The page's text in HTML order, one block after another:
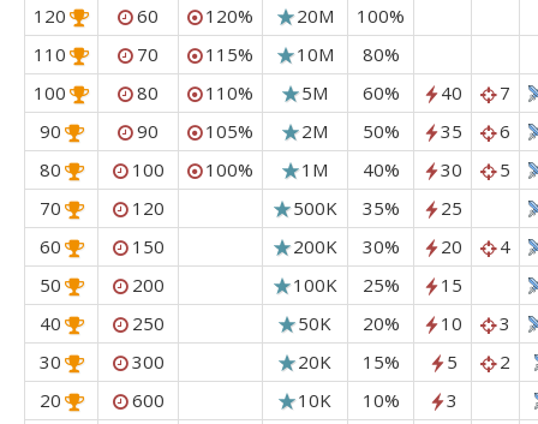
120
60 120% 20M
100%
110
70 115% 10M
80%
100
80 110% 5M 60% 40
7
90
90 105% 2M 50% 35
6
80
100 100% 1M 40% 30
5
70
120 500K 35%
25
60
150 200K 30% 20
4
50
200 100K 25%
15
40
250 50K 20% 10
3
30
300 20K 15% 5
2
20
600 10K 10%
3